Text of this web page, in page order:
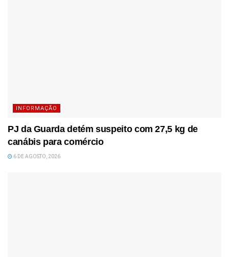
INFORMAÇÃO
PJ da Guarda detém suspeito com 27,5 kg de
canábis para comércio
6 DE AGOSTO, 2026